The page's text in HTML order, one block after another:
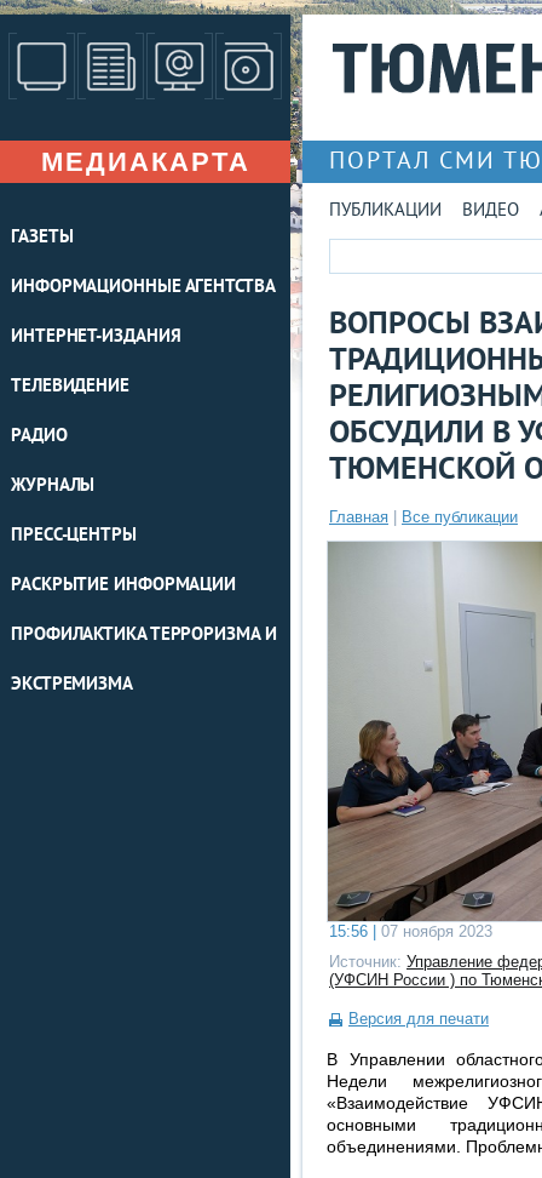
МЕДИАКАРТА
ГАЗЕТЫ
ИНФОРМАЦИОННЫЕ АГЕНТСТВА
ИНТЕРНЕТ-ИЗДАНИЯ
ТЕЛЕВИДЕНИЕ
РАДИО
ЖУРНАЛЫ
ПРЕСС-ЦЕНТРЫ
РАСКРЫТИЕ ИНФОРМАЦИИ
ПРОФИЛАКТИКА ТЕРРОРИЗМА И
ЭКСТРЕМИЗМА
ПОРТАЛ СМИ
ПУБЛИКАЦИИ ВИДЕО
ВОПРОСЫ
ОБСУДИЛИ В
ТЮМЕНСКОЙ
Главная Все публикации
15:56 |
07 ноября 2023
Источник: Управление
(УФСИН России ) по
Версия для печати
В Управлении
Недели
«Взаимодействие
основными
объединениями.